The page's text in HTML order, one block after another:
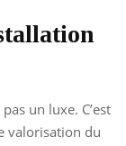
un luxe. C’est
valorisation du